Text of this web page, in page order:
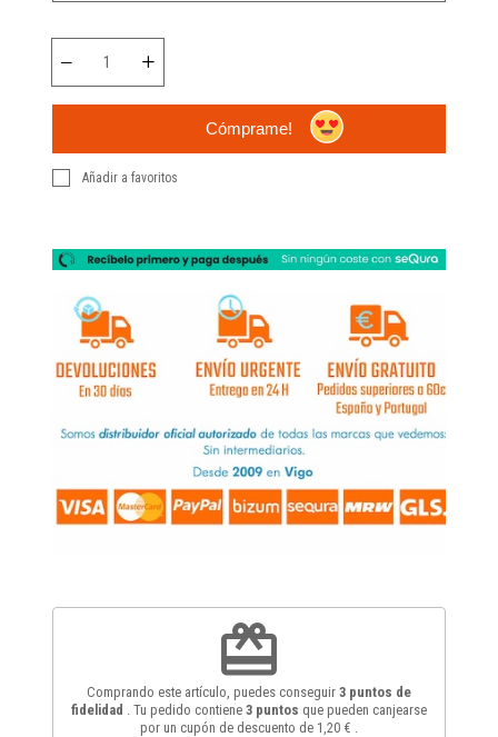
Cómprame!
Añadir a favoritos
redeem
Comprando este artículo, puedes conseguir 3 puntos de
fidelidad
. Tu pedido contiene 3 puntos que pueden canjearse
por un cupón de descuento de 1,20 €